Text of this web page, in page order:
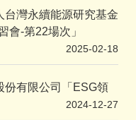
台灣永續能源研究基金
會-第22場次」
2025-02-18
份有限公司「ESG領
2024-12-27